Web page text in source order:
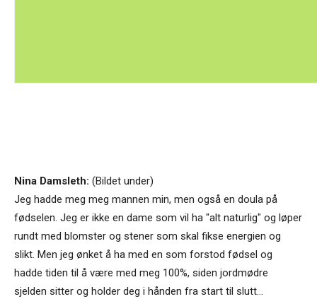
Nina Damsleth: (Bildet under)
Jeg hadde meg meg mannen min, men også en doula på
fødselen. Jeg er ikke en dame som vil ha "alt naturlig" og løper
rundt med blomster og stener som skal fikse energien og
slikt. Men jeg ønket å ha med en som forstod fødsel og
hadde tiden til å være med meg 100%, siden jordmødre
sjelden sitter og holder deg i hånden fra start til slutt...